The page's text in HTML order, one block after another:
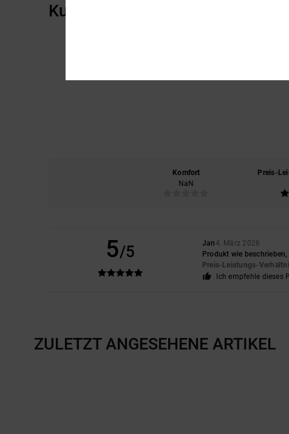
Kundenbewertungen
Komfort
NaN
Preis-
5/5 Jan4. März 2026
Produkt wie
Preis-Leistungs-
Ich empfehle dieses
ZULETZT ANGESEHENE ARTIKEL